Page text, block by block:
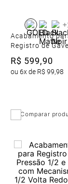
+
Acabamento
Registro de
Até 1 Polo Gold
R$ 599,90
ou6x de R$ 99,98
Comparar